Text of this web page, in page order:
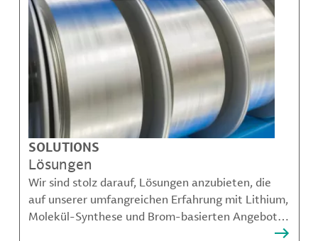
SOLUTIONS
Lösungen
Wir sind stolz darauf, Lösungen anzubieten, die
auf unserer umfangreichen Erfahrung mit Lithium,
Molekül-Synthese und Brom-basierten Angeboten